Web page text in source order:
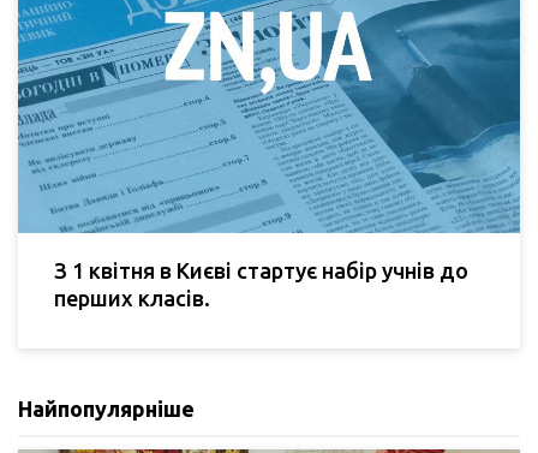
З 1 квітня в Києві стартує набір учнів до
перших класів.
Найпопулярніше